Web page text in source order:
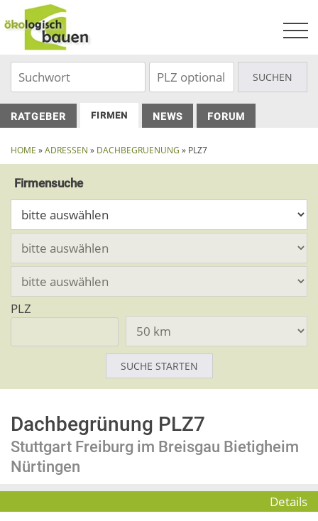
to
content
RATGEBER FIRMEN NEWS FORUM
HOME »ADRESSEN » DACHBEGRUENUNG » PLZ7
Firmensuche
PLZ
Dachbegrünung PLZ7
Stuttgart Freiburg im Breisgau Bietigheim
Nürtingen
Details